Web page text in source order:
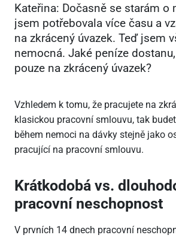
Kateřina: Dočasně se starám o
jsem potřebovala více času a
na zkrácený úvazek. Teď jsem
nemocná. Jaké peníze
pouze na zkrácený úvazek?
Vzhledem k tomu, že pracujete na
klasickou pracovní smlouvu, tak
během nemoci na dávky stejně jako
pracující na pracovní smlouvu.
Krátkodobá vs.
pracovní neschopnost
V prvních 14 dnech pracovní